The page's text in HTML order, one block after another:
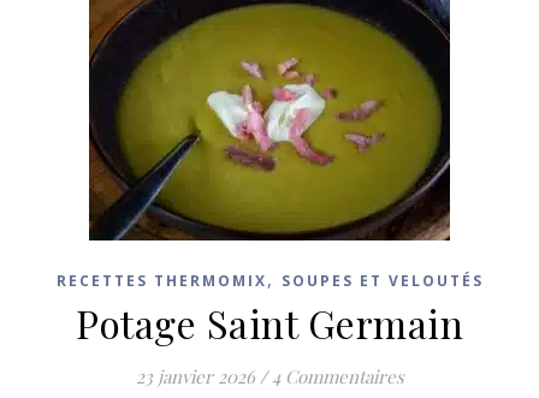
RECETTES THERMOMIX, SOUPES ET VELOUTÉS
Potage Saint Germain
23 janvier 2026 / 4 Commentaires